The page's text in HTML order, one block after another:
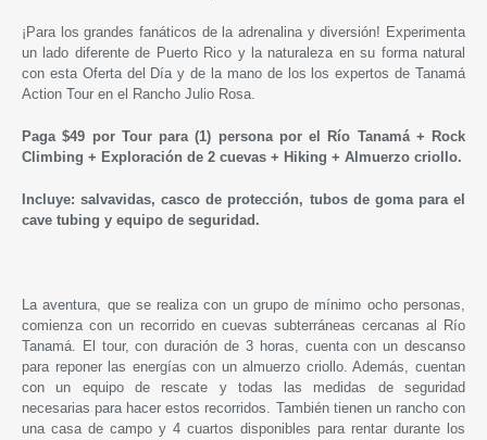
¡Para los grandes fanáticos de la adrenalina y diversión! Experimenta
un lado diferente de Puerto Rico y la naturaleza en su forma natural
con esta Oferta del Día y de la mano de los los expertos de Tanamá
Action Tour en el Rancho Julio Rosa.
Paga $49 por Tour para (1) persona por el Río Tanamá + Rock
Climbing + Exploración de 2 cuevas + Hiking + Almuerzo criollo.
Incluye: salvavidas, casco de protección, tubos de goma para el
cave tubing y equipo de seguridad.
La aventura, que se realiza con un grupo de mínimo ocho personas,
comienza con un recorrido en cuevas subterráneas cercanas al Río
Tanamá. El tour, con duración de 3 horas, cuenta con un descanso
para reponer las energías con un almuerzo criollo. Además, cuentan
con un equipo de rescate y todas las medidas de seguridad
necesarias para hacer estos recorridos. También tienen un rancho con
una casa de campo y 4 cuartos disponibles para rentar durante los